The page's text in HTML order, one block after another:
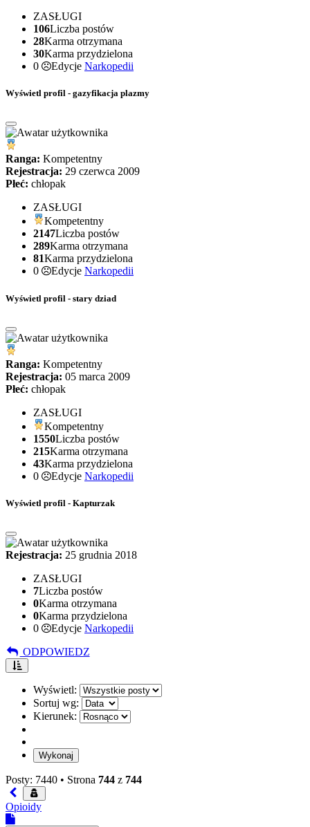
ZASŁUGI
106Liczba postów
28Karma otrzymana
30Karma przydzielona
0
Edycje Narkopedii
Wyświetl profil - gazyfikacja plazmy
Ranga: Kompetentny
Rejestracja: 29 czerwca 2009
Płeć: chłopak
ZASŁUGI
Kompetentny
2147Liczba postów
289Karma otrzymana
81Karma przydzielona
0
Edycje Narkopedii
Wyświetl profil - stary dziad
Ranga: Kompetentny
Rejestracja: 05 marca 2009
Płeć: chłopak
ZASŁUGI
Kompetentny
1550Liczba postów
215Karma otrzymana
43Karma przydzielona
0
Edycje Narkopedii
Wyświetl profil - Kapturzak
Rejestracja: 25 grudnia 2018
ZASŁUGI
7Liczba postów
0Karma otrzymana
0Karma przydzielona
0
Edycje Narkopedii
ODPOWIEDZ
Wyświetl:
Sortuj wg:
Kierunek:
Posty: 7440 • Strona 744 z 744
Opioidy